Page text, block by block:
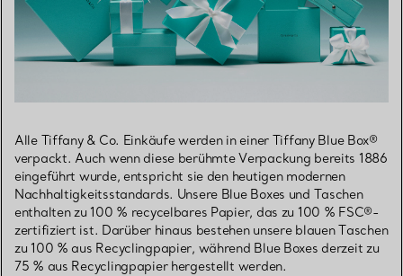
Alle Tiffany & Co. Einkäufe werden in einer Tiffany Blue Box®
verpackt. Auch wenn diese berühmte Verpackung bereits 1886
eingeführt wurde, entspricht sie den heutigen modernen
Nachhaltigkeitsstandards. Unsere Blue Boxes und Taschen
enthalten zu 100 % recycelbares Papier, das zu 100 % FSC®-
zertifiziert ist. Darüber hinaus bestehen unsere blauen Taschen
zu 100 % aus Recyclingpapier, während Blue Boxes derzeit zu
75 % aus Recyclingpapier hergestellt werden.